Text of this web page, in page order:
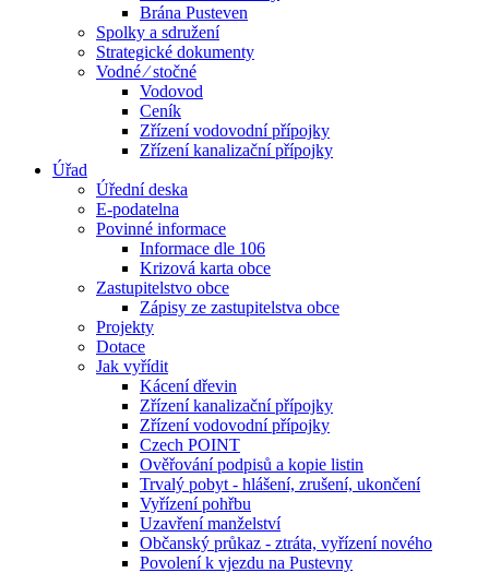
Brána Pusteven
Spolky a sdružení
Strategické dokumenty
Vodné ⁄ stočné
Vodovod
Ceník
Zřízení vodovodní přípojky
Zřízení kanalizační přípojky
Úřad
Úřední deska
E-podatelna
Povinné informace
Informace dle 106
Krizová karta obce
Zastupitelstvo obce
Zápisy ze zastupitelstva obce
Projekty
Dotace
Jak vyřídit
Kácení dřevin
Zřízení kanalizační přípojky
Zřízení vodovodní přípojky
Czech POINT
Ověřování podpisů a kopie listin
Trvalý pobyt - hlášení, zrušení, ukončení
Vyřízení pohřbu
Uzavření manželství
Občanský průkaz - ztráta, vyřízení nového
Povolení k vjezdu na Pustevny